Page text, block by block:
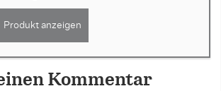
Produkt anzeigen
Kommentar